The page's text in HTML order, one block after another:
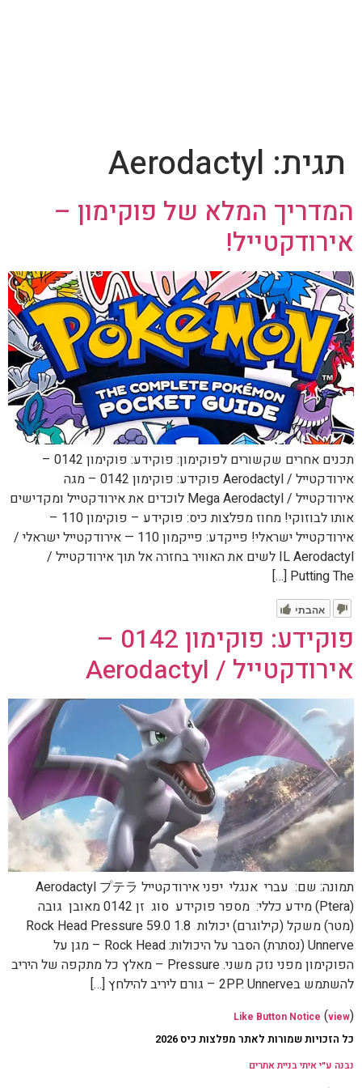
תגית: Aerodactyl
המדריך המלא של פוקימון –
אירודקטייל!
תכנים אחרים שקשורים לפוקימון: פוקידע: פוקימון 0142 –
אירודקטייל / Aerodactyl פוקידע: פוקימון 0142 – מגה
אירודקטייל / Mega Aerodactyl לוכדים את אירודקטייל ומקדישים
אותו לבוזוקי! מחוז מפלצות כיס: פוקידע – פוקימון 110 –
אירודקטייל ישראלי! פייקדע: פייקמון 110 — אירודקטייל ישראלי /
IL Aerodactyl לשים את האוויר בחזרה אל תוך אירודקטייל /
Putting The […]
אהבתי
פוקידע: פוקימון 0142 –
אירודקטייל / Aerodactyl
תמונה: שם: עברי אנגלי יפני אירודקטייל Aerodactyl プテラ
(Ptera) מידע כללי: מספר פוקידע סוג זן 0142 מאובן גובה
(מטר) משקל (קילוגרם) יכולות 1.8 59.0 Rock Head Pressure
Unnerve (נסתרת) הסבר על היכולות: Rock Head – מגן על
הפוקימון מפני נזק משני. Pressure – מאלץ כל מתקפה של היריב
להשתמש ב2PP. Unnerve – גורם ליריב להילחץ […]
Like Button Notice (view)
כל הזכויות שמורות לאתר מפלצות כיס 2026
נבנה ע״י איתי בניית אתרים